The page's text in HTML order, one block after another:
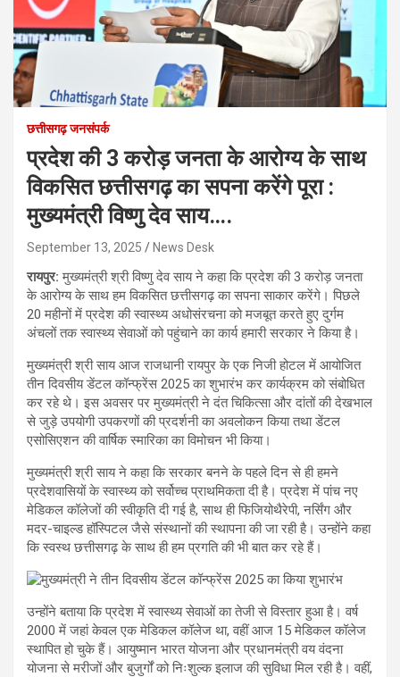
छत्तीसगढ़ जनसंपर्क
प्रदेश की 3 करोड़ जनता के आरोग्य के साथ
विकसित छत्तीसगढ़ का सपना करेंगे पूरा :
मुख्यमंत्री विष्णु देव साय….
September 13, 2025 News Desk
रायपुर: मुख्यमंत्री श्री विष्णु देव साय ने कहा कि प्रदेश की 3 करोड़ जनता
के आरोग्य के साथ हम विकसित छत्तीसगढ़ का सपना साकार करेंगे। पिछले
20 महीनों में प्रदेश की स्वास्थ्य अधोसंरचना को मजबूत करते हुए दुर्गम
अंचलों तक स्वास्थ्य सेवाओं को पहुंचाने का कार्य हमारी सरकार ने किया है।
मुख्यमंत्री श्री साय आज राजधानी रायपुर के एक निजी होटल में आयोजित
तीन दिवसीय डेंटल कॉन्फ्रेंस 2025 का शुभारंभ कर कार्यक्रम को संबोधित
कर रहे थे। इस अवसर पर मुख्यमंत्री ने दंत चिकित्सा और दांतों की देखभाल
से जुड़े उपयोगी उपकरणों की प्रदर्शनी का अवलोकन किया तथा डेंटल
एसोसिएशन की वार्षिक स्मारिका का विमोचन भी किया।
मुख्यमंत्री श्री साय ने कहा कि सरकार बनने के पहले दिन से ही हमने
प्रदेशवासियों के स्वास्थ्य को सर्वोच्च प्राथमिकता दी है। प्रदेश में पांच नए
मेडिकल कॉलेजों की स्वीकृति दी गई है, साथ ही फिजियोथैरेपी, नर्सिंग और
मदर-चाइल्ड हॉस्पिटल जैसे संस्थानों की स्थापना की जा रही है। उन्होंने कहा
कि स्वस्थ छत्तीसगढ़ के साथ ही हम प्रगति की भी बात कर रहे हैं।
उन्होंने बताया कि प्रदेश में स्वास्थ्य सेवाओं का तेजी से विस्तार हुआ है। वर्ष
2000 में जहां केवल एक मेडिकल कॉलेज था, वहीं आज 15 मेडिकल कॉलेज
स्थापित हो चुके हैं। आयुष्मान भारत योजना और प्रधानमंत्री वय वंदना
योजना से मरीजों और बुजुर्गों को निःशुल्क इलाज की सुविधा मिल रही है। वहीं,